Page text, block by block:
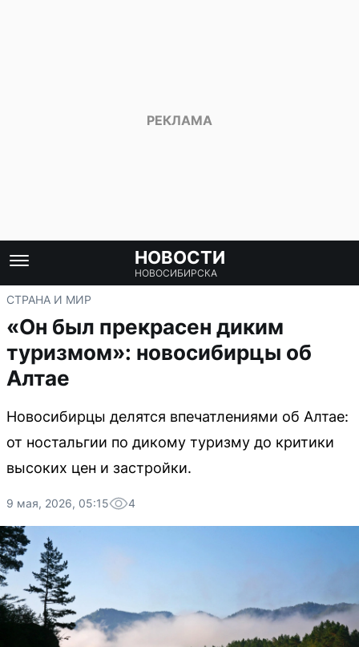
НОВОСТИ
НОВОСИБИРСКА
СТРАНА И МИР
«Он был прекрасен диким
туризмом»: новосибирцы об
Алтае
Новосибирцы делятся впечатлениями об Алтае:
от ностальгии по дикому туризму до критики
высоких цен и застройки.
9 мая, 2026, 05:15 4